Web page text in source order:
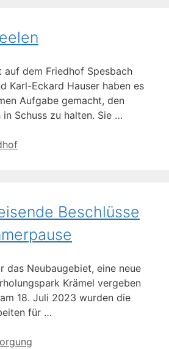
auf dem Friedhof Spesbach
Karl-Eckard Hauser haben es
Aufgabe gemacht, den
Schuss zu halten. Sie …
Beschlüsse
das Neubaugebiet, eine neue
Krämel vergeben
18. Juli 2023 wurden die
für …